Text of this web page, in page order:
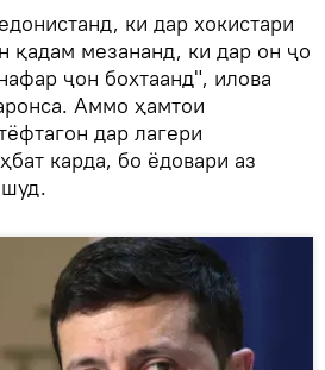
ки дар хокистари
қадам мезананд, ки дар он ҷо
ҷон бохтаанд", илова
Аммо ҳамтои
дар лагери
карда, бо ёдовари аз